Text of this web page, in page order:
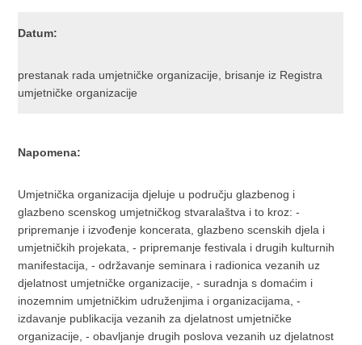
Datum:
prestanak rada umjetničke organizacije, brisanje iz Registra
umjetničke organizacije
Napomena:
Umjetnička organizacija djeluje u području glazbenog i
glazbeno scenskog umjetničkog stvaralaštva i to kroz: -
pripremanje i izvođenje koncerata, glazbeno scenskih djela i
umjetničkih projekata, - pripremanje festivala i drugih kulturnih
manifestacija, - održavanje seminara i radionica vezanih uz
djelatnost umjetničke organizacije, - suradnja s domaćim i
inozemnim umjetničkim udruženjima i organizacijama, -
izdavanje publikacija vezanih za djelatnost umjetničke
organizacije, - obavljanje drugih poslova vezanih uz djelatnost